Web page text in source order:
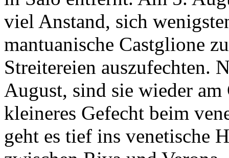
viel Anstand, sich
mantuanische Castglione
Streitereien auszufechten.
August, sind sie wieder
kleineres Gefecht beim
geht es tief ins venetische